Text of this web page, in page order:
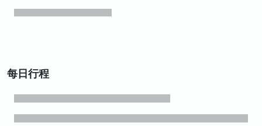
每日行程